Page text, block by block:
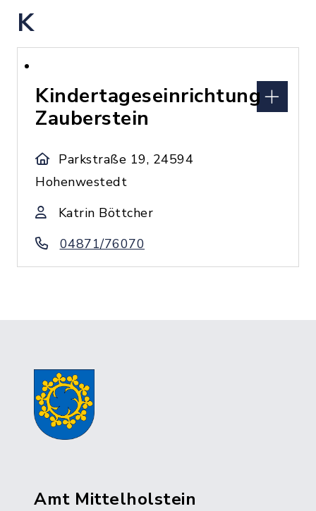
K
Kindertageseinrichtung
Zauberstein
Parkstraße 19, 24594
Hohenwestedt
Katrin Böttcher
04871/76070
Amt Mittelholstein